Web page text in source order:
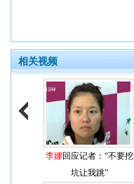
相关视频
李娜回应记者：“不要挖
坑让我跳”